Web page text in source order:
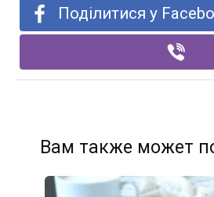
Поділитися у
Вам также может